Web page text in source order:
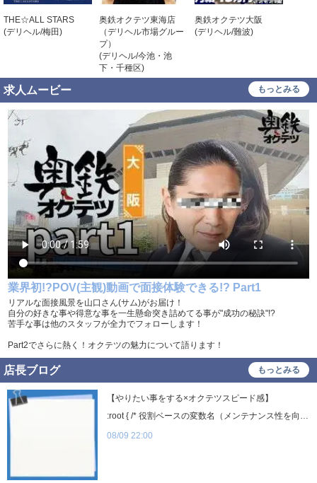
女性歓迎 女性活躍中
大学生歓迎
即日勤務可
履歴書不要 幹部候補
髪型自由
タトゥー可
制服貸与 道具･備品貸与
入社祝い金支給 勤務地相談
WEB面接OK 在宅ワーク可
オフィス内分煙・禁煙 送迎車持込禁煙可
即日採用合否通達可 残業代支給
スポットワーク
THE☆ALL STARS
(デリヘル/梅田)
奥鉄オクテツ東海店
（デリヘル市場グルー
プ）
(デリヘル/今池・池
下・千種区)
奥鉄オクテツ大阪
(デリヘル/難波)
求人ムービー もっとみる
業界初!?POV(主観)動画で面接体験できる!? Part1
リアルな面接風景を山口さん(サム)がお届け！
自分の好きな事や得意な事を一生懸命突き詰めてる事が"成功の秘訣"!?
苦手な事は他のスタッフが全力でフォローします！
Part2でさらに熱く！オクテツの魅力について語ります！
店長ブログ もっとみる
【やりたい事をする×オクテツスピード感】
:root { /* 役割ベースの変数名（メンテナンス性を向上） */ --color-base: #020617; --color-text-gray: #334155; --color-sub-text: #64748b; --accent-primary: #2563eb; /* メインの青 */ --accent-secondary: #3b82f6; /* 明るい青 */ --accent-tertiary: #06b6d4; /* 水色 */ --bg-page: #f8fafc; --bg-card: #ffffff; } body { margin: 0; background: var(--bg-page); font-family: -apple-system, BlinkMacSystemFont, "Segoe UI", "Hiragino Kaku Gothic ProN", Meiryo, sans-serif; color: var(--color-base); line-height: 1.6; } .wrap { max-width: 820px; margin: 60px auto; padding: 64px 56px; background: var(--bg-card); border-radius: 18px; box-shadow: 0 20px 40px rgba(0,0,0,0.08); position: relative; overflow: hidden; } /* 上部のグラデーションライン */ .wrap::before { content: ""; position: absolute; top: 0; left: 0; height: 8px; width: 100%; background: linear-gradient( 90deg, var(--accent-primary), var(--accent-secondary), var(--accent-tertiary) ); } .date { font-size: 14px; color: var(--color-sub-text); margin-bottom: 24px; letter-spacing: .1em; font-weight: 600; } h1 { font-size: clamp(28px, 5vw, 42px); font-weight: 900; line-height: 1.3; margin: 0 0 40px; letter-spacing: -0.02em; } /* 2本線メッセージ */ .message { margin: 60px 0 10px; padding-left: 32px; font-size: clamp(20px, 4vw, 28px); font-weight: 900; line-height: 1.4; color: var(--color-base); position: relative; } .message::before, .message::after { content: ""; position: absolute; left: 0; top: 0; height: 100%; width: 4px; border-radius: 2px; } .message::before { background: var(--accent-primary); } .message::after { left: 10px; background: var(--accent-secondary); } .blog-text { color: var(--color-base); font-size: 17px; line-height: 1.9; margin-top: 0; padding-bottom: 20px; } /* 最後の応募セクション（視覚的に強調） */ .section { margin-top: 80px; padding: 40px; background: #f1f5f9; border-radius: 12px; } .section h2 { font-size: 24px; margin-top: 0; color: var(--accent-primary); font-weight: 900; } .section p { font-size: 17px; margin-bottom: 0; color: var(--color-text-gray); } .section strong { display: block; margin-top: 20px; padding: 24px; background: #fff; border: 2px solid var(--accent-primary); border-radius: 8px; color: var(--accent-primary); font-size: 18px; line-height: 1.8; } footer { margin-top: 64px; text-align: center; font-size: 13px; color: var(--color-sub-text); letter-spacing: .08em; } /* スマホ表示向け調整 */ @media (max-width: 600px) { .wrap { margin: 20px 10px; padding: 40px 24px; } .message { margin: 40px 0 8px; } .section { padding: 24px; } .section strong { padding: 16px; font-size: 16px; } } 貴方のやってみたいが 最強の武器になる やりたいことを我慢していませんか？ 経験者や店長経験者へのメッセージ 大型のグループになるとどうしても現場では出来ない事ってあったりしませんか？ さらにこれまでのやり方が正義！と言って変えたくでも変えられない事ありませんか？ オクテツは古くからのお客様を大事にするという伝統は守りつつも 業務フローや女性キャストへの教育方法、Web媒体の利用予算など 新しい方法をどんどん取り入れていく環境が整えっております。 毎月数えられないくらい新しい制度でブラッシュアップがされ続ける店舗であり 業務効率が先月に比べて格段に向上 現場負担が先月比30％減という結果になり 各スタッフが自分のやりたいことに時間を使える環境になりました。 本当の裁量権とは？？ 即断即決の秘訣 新しい事を実施する際に時間がかかってしまう事はありませんか？ オクテツの強みは即断即決からの行動の早さだと思います。 こちらは何も役職からだけの提案にとどまらず社員の方からの提案で、 すぐに行動変化が生じた事例もあります。 誰もがより良い店舗になるように向かって動く オクテツのスピード感を是非体感していてください きっと色々としてみたくなる ワクワク感を思い出す事間違いなしです！ 最後に 関西でNo.1の待遇と自負しております。 新店舗展開を一緒にして頂ける経験者の方、自分の能力を試したい方、とにかく稼ぎたい方ご応募お待ちしております！ 電話：0120-117-945 LINEID：＠959bizgg ※24時間対応可能！ © 2026 OKUTETSU KANSAI
08/09 22:00